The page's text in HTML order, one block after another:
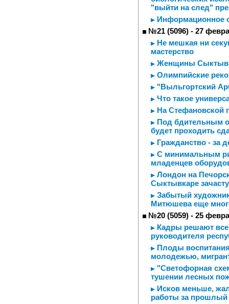
"выйти на след"
Информационное
№21 (5096) - 27
Не мешкая ни
мастерство
Женщины
Олимпийские
"Выльгортский
Что такое
На Стефановской
Под бдительным
будет проходить
Гражданство - за
С минимальным
младенцев
Лондон на
Сыктывкаре
Забытый
Митюшева еще
№20 (5059) - 25
Кадры решают
руководителя
Плоды
молодежью,
"Светофорная
тушении лесных
Исков меньше,
работы за прошлый